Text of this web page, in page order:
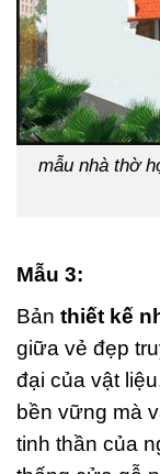
mẫu nhà thờ
Mẫu 3:
Bản thiết kế
giữa vẻ đẹp
đại của vật
bền vững mà
tinh thần của